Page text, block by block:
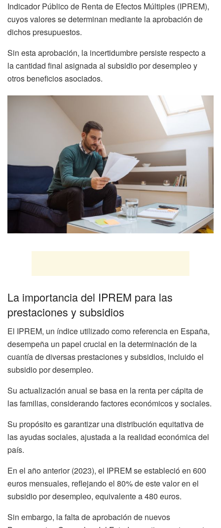
Indicador Público de Renta de Efectos Múltiples (IPREM),
cuyos valores se determinan mediante la aprobación de
dichos presupuestos.
Sin esta aprobación, la incertidumbre persiste respecto a
la cantidad final asignada al subsidio por desempleo y
otros beneficios asociados.
La importancia del IPREM para las
prestaciones y subsidios
El IPREM, un índice utilizado como referencia en España,
desempeña un papel crucial en la determinación de la
cuantía de diversas prestaciones y subsidios, incluido el
subsidio por desempleo.
Su actualización anual se basa en la renta per cápita de
las familias, considerando factores económicos y sociales.
Su propósito es garantizar una distribución equitativa de
las ayudas sociales, ajustada a la realidad económica del
país.
En el año anterior (2023), el IPREM se estableció en 600
euros mensuales, reflejando el 80% de este valor en el
subsidio por desempleo, equivalente a 480 euros.
Sin embargo, la falta de aprobación de nuevos